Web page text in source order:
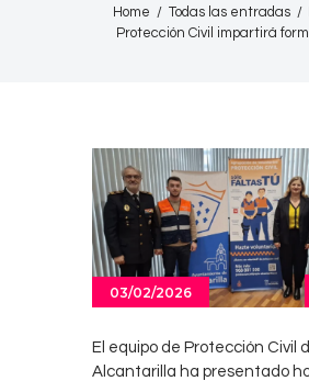
Home Todas las entradas
Protección Civil impartirá
03/02/2026
El equipo de Protección Civil
Alcantarilla ha presentado